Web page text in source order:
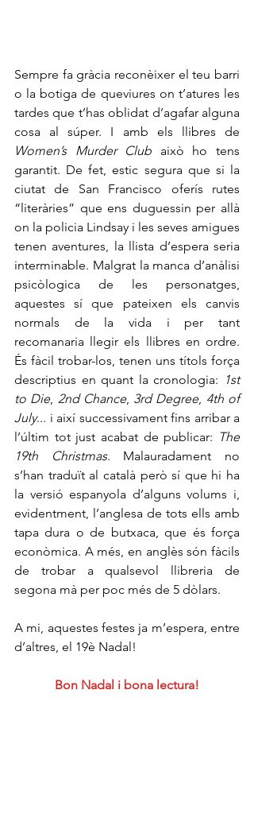
Sempre fa gràcia reconèixer el teu barri
o la botiga de queviures on t’atures les
tardes que t’has oblidat d’agafar alguna
Women’s Murder Club això ho tens
garantit. De fet, estic segura que si la
ciutat de San Francisco oferís rutes
“literàries” que ens duguessin per allà
on la policia Lindsay i les seves amigues
tenen aventures, la llista d’espera seria
interminable. Malgrat la manca d’anàlisi
psicòlogica de les personatges,
aquestes sí que pateixen els canvis
normals de la vida i per tant
recomanaria llegir els llibres en ordre.
És fàcil trobar-los, tenen uns títols força
descriptius en quant la cronologia:
1st
to Die, 2nd Chance, 3rd Degree, 4th of
July... i així successivament fins arribar a
l’últim tot just acabat de publicar: The
19th Christmas. Malauradament no
s’han traduït al català però sí que hi ha
la versió espanyola d’alguns volums i,
evidentment, l’anglesa de tots ells amb
tapa dura o de butxaca, que és força
econòmica. A més, en anglès són fàcils
de trobar a qualsevol llibreria de
segona mà per poc més de 5 dòlars.
A mi, aquestes festes ja m’espera, entre
d’altres, el 19è Nadal!
Bon Nadal i bona lectura!